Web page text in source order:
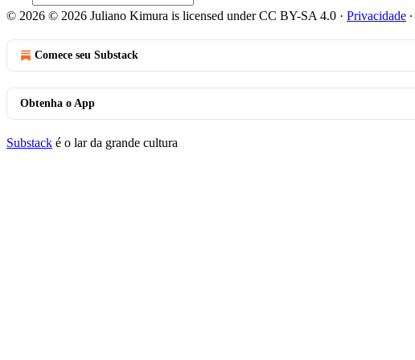
© 2026 © 2026 Juliano Kimura is licensed under CC BY-SA 4.0 · Privacidade ∙
Comece seu Substack
Obtenha o App
Substack é o lar da grande cultura